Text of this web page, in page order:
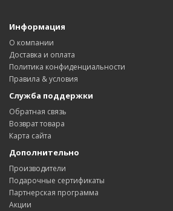
Информация
О компании
Доставка и оплата
Политика конфиденциальности
Правила & условия
Служба поддержки
Обратная связь
Возврат товара
Карта сайта
Дополнительно
Производители
Подарочные сертификаты
Партнерская программа
Акции